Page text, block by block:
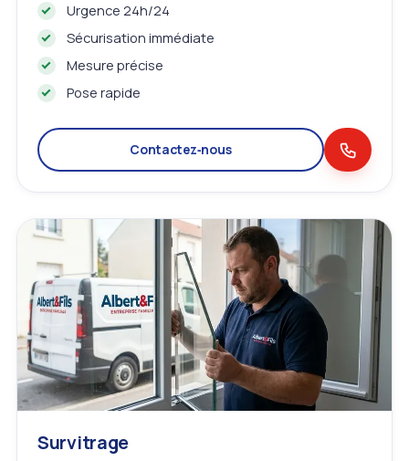
Urgence 24h/24
Sécurisation immédiate
Mesure précise
Pose rapide
Contactez‑nous
Survitrage